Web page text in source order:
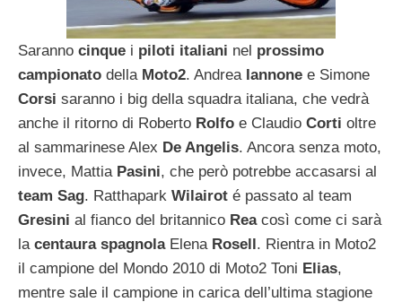
Saranno cinque i piloti italiani nel prossimo
campionato della Moto2. Andrea Iannone e Simone
Corsi saranno i big della squadra italiana, che vedrà
anche il ritorno di Roberto Rolfo e Claudio Corti oltre
al sammarinese Alex De Angelis. Ancora senza moto,
invece, Mattia Pasini, che però potrebbe accasarsi al
team Sag. Ratthapark Wilairot é passato al team
Gresini al fianco del britannico Reacosì come ci sarà
la centaura spagnolaElena Rosell. Rientra in Moto2
il campione del Mondo 2010 di Moto2 Toni Elias,
mentre sale il campione in carica dell’ultima stagione